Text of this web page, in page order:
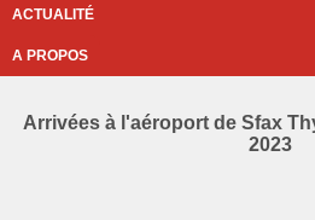
ACTUALITÉ
A PROPOS
Arrivées à l'aéroport de Sfax
2023